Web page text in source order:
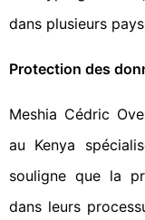
dans plusieurs
Protection des
Meshia Cédric
au Kenya
souligne que la
dans leurs